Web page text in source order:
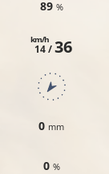
89 %
14 /
km/h 36
0 mm
0 %